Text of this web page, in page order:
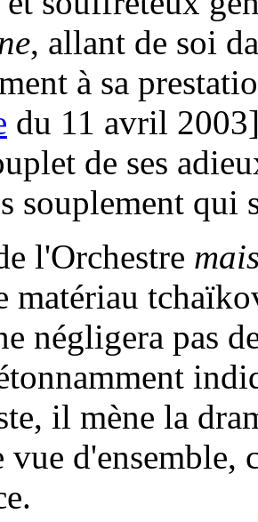
, allant de soi
à sa
du 11 avril
de ses
souplement qui
l'Orchestre
matériau
négligera pas
il mène la
vue d'ensemble,